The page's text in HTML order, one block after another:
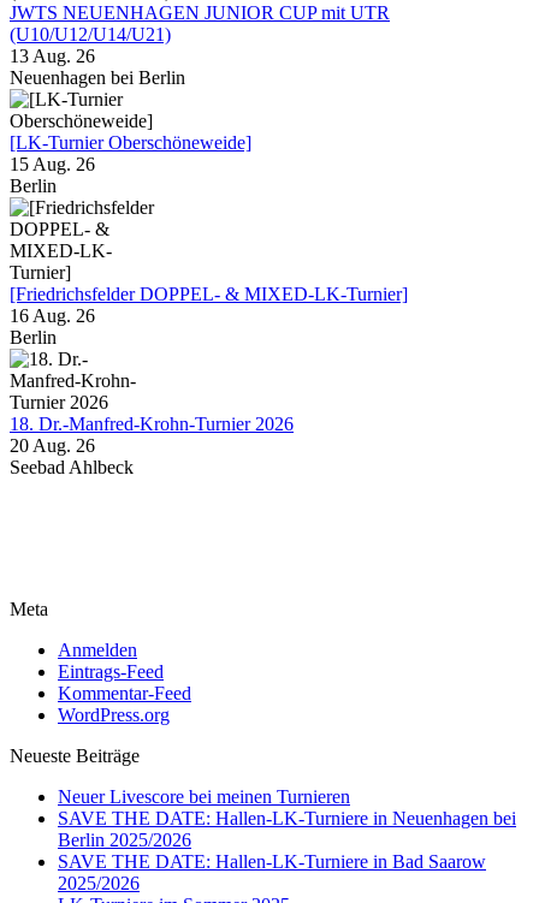
JWTS NEUENHAGEN JUNIOR CUP mit UTR
(U10/U12/U14/U21)
13 Aug. 26
Neuenhagen bei Berlin
[LK-Turnier Oberschöneweide]
15 Aug. 26
Berlin
[Friedrichsfelder DOPPEL- & MIXED-LK-Turnier]
16 Aug. 26
Berlin
18. Dr.-Manfred-Krohn-Turnier 2026
20 Aug. 26
Seebad Ahlbeck
Meta
Anmelden
Eintrags-Feed
Kommentar-Feed
WordPress.org
Neueste Beiträge
Neuer Livescore bei meinen Turnieren
SAVE THE DATE: Hallen-LK-Turniere in Neuenhagen bei
Berlin 2025/2026
SAVE THE DATE: Hallen-LK-Turniere in Bad Saarow
2025/2026